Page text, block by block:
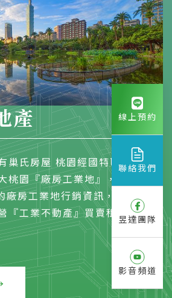
產
巢氏房屋 桃園經國特區加盟
桃園『廠房工業地』，物件資料
房工業地行銷資訊，是一個專
『工業不動產』買賣租賃的開發
線上預約
聯絡我們
昱達團隊
影音頻道